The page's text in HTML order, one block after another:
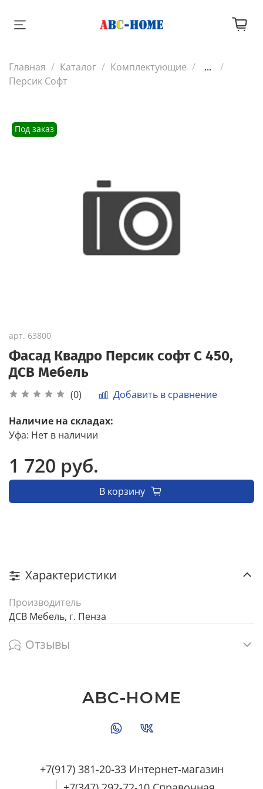
Главная Каталог Комплектующие
...
Персик Софт
Под заказ
арт. 63800
Фасад Квадро Персик софт С 450,
ДСВ Мебель
(0) Добавить в сравнение
Наличие на складах:
Уфа: Нет в наличии
1 720 руб.
В корзину
Характеристики
Производитель
ДСВ Мебель, г. Пенза
Отзывы
+7(917) 381-20-33 Интернет-магазин
ABC-HOME